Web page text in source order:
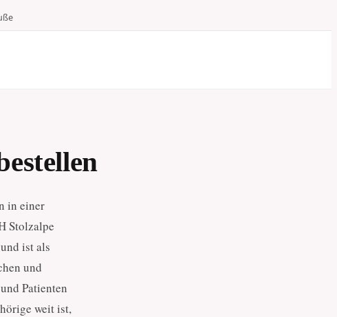
in einer
Stolzalpe
ist als
und
Patienten
weit ist,